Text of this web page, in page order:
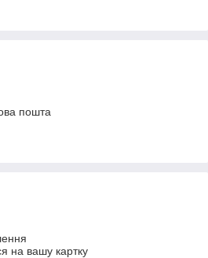
пошта
на вашу картку